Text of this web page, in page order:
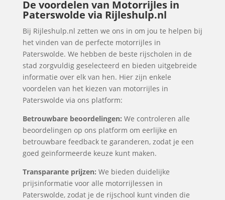
De voordelen van Motorrijles in
Paterswolde via Rijleshulp.nl
Bij Rijleshulp.nl zetten we ons in om jou te helpen bij
het vinden van de perfecte motorrijles in
Paterswolde. We hebben de beste rijscholen in de
stad zorgvuldig geselecteerd en bieden uitgebreide
informatie over elk van hen. Hier zijn enkele
voordelen van het kiezen van motorrijles in
Paterswolde via ons platform:
Betrouwbare beoordelingen: We controleren alle
beoordelingen op ons platform om eerlijke en
betrouwbare feedback te garanderen, zodat je een
goed geïnformeerde keuze kunt maken.
Transparante prijzen: We bieden duidelijke
prijsinformatie voor alle motorrijlessen in
Paterswolde, zodat je de rijschool kunt vinden die